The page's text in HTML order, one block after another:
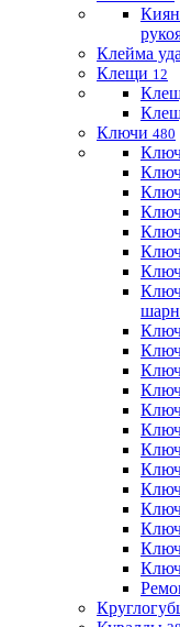
Клейма
Клещи 12
Ключи 480